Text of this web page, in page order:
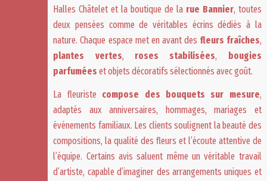
Halles Châtelet et la boutique de la rue Bannier, toutes
deux pensées comme de véritables écrins dédiés à la
nature. Chaque espace met en avant des fleurs fraîches,
plantes vertes, roses stabilisées, bougies
parfumées et objets décoratifs sélectionnés avec goût.
La fleuriste compose des bouquets sur mesure,
adaptés aux anniversaires, hommages, mariages et
événements familiaux. Les clients soulignent la beauté des
compositions, la qualité des fleurs et l’écoute attentive de
l’équipe. Certains avis saluent même un véritable travail
d’artiste, capable d’imaginer des arrangements uniques et